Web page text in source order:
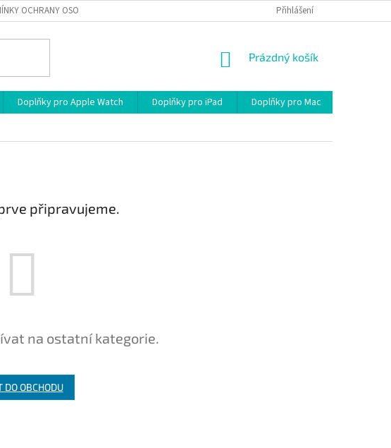
OCHRANY OSOBNÍCH ÚDAJŮ Přihlášení
NÁKUPNÍ
Prázdný košík
Doplňky pro Apple Watch Doplňky pro iPad Doplňky pro Mac
připravujeme.
na ostatní kategorie.
DO OBCHODU